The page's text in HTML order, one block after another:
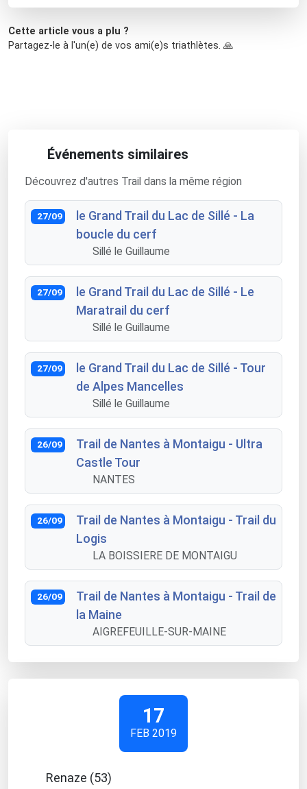
Cette article vous a plu ?
Partagez-le à l'un(e) de vos ami(e)s triathlètes. 🙏
Événements similaires
Découvrez d'autres Trail dans la même région
27/09
le Grand Trail du Lac de Sillé - La
boucle du cerf
Sillé le Guillaume
27/09
le Grand Trail du Lac de Sillé - Le
Maratrail du cerf
Sillé le Guillaume
27/09
le Grand Trail du Lac de Sillé - Tour
de Alpes Mancelles
Sillé le Guillaume
26/09
Trail de Nantes à Montaigu - Ultra
Castle Tour
NANTES
26/09
Trail de Nantes à Montaigu - Trail du
Logis
LA BOISSIERE DE MONTAIGU
26/09
Trail de Nantes à Montaigu - Trail de
la Maine
AIGREFEUILLE-SUR-MAINE
17
FEB 2019
Renaze (53)